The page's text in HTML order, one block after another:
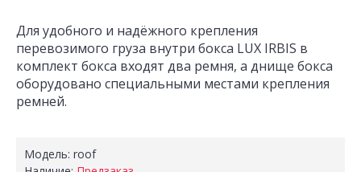
Для удобного и надёжного крепления
перевозимого груза внутри бокса LUX IRBIS в
комплект бокса входят два ремня, а днище бокса
оборудовано специальными местами крепления
ремней.
Модель: roof